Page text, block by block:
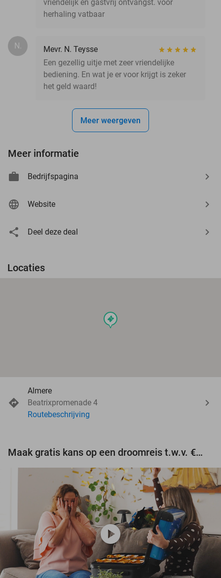
vriendelijk en gastvrij ontvangst. voor
herhaling vatbaar
N.
Mevr. N. Teysse
Een gezellig uitje met zeer vriendelijke
bediening. En wat je er voor krijgt is zeker
het geld waard!
Meer weergeven
Meer informatie
Bedrijfspagina
Website
Deel deze deal
Locaties
events
Almere
Beatrixpromenade 4
Routebeschrijving
Maak gratis kans op een droomreis t.w.v. €3.000!
play_circle